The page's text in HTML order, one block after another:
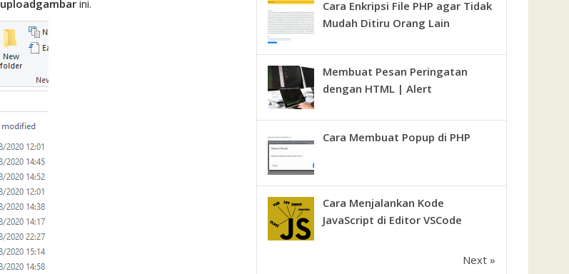
uploadgambar ini.
Cara Enkripsi File PHP agar Tidak
Mudah Ditiru Orang Lain
Membuat Pesan Peringatan
dengan HTML | Alert
Cara Membuat Popup di PHP
Cara Menjalankan Kode
JavaScript di Editor VSCode
Next »